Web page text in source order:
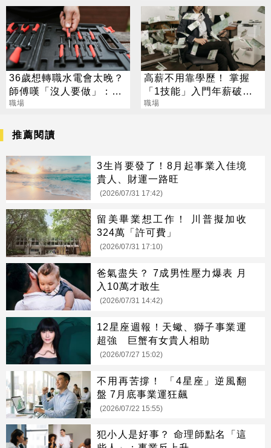
36歲想轉職水電會太晚？
師傅嘆「沒人要做」：拚
一點月收30萬
職場
高薪不用靠學歷！ 掌握
「1技能」入門年薪破百
萬
職場
推薦閱讀
3生肖要發了！8月起事業入佳境
貴人、財運一路旺
(2026/07/31 17:42)
留美畢業想工作！ 川普擬加收
324萬「許可費」
(2026/07/31 17:10)
爸氣盡失？ 7成男性壓力爆表 月
入10萬才敢生
(2026/07/31 14:42)
12星座週報！天蠍、獅子事業運
超強 巨蟹有女貴人相助
(2026/07/27 15:02)
不用再苦撐！ 「4星座」逆風翻
盤 7月底事業運狂飆
(2026/07/22 15:55)
犯小人是好事？ 命理師點名「這